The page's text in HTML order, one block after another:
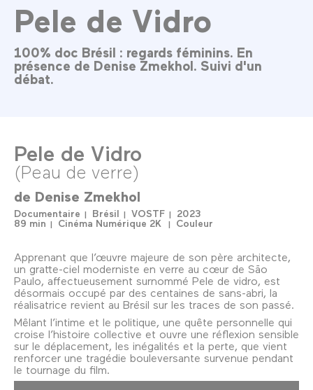
Pele de Vidro
100% doc Brésil : regards féminins. En
présence de Denise Zmekhol. Suivi d'un
débat.
Pele de Vidro
(Peau de verre)
de Denise Zmekhol
Documentaire Brésil VOSTF
2023
89 min
Cinéma Numérique 2K Couleur
Apprenant que l’œuvre majeure de son père architecte,
un gratte-ciel moderniste en verre au cœur de São
Paulo, affectueusement surnommé Pele de vidro, est
désormais occupé par des centaines de sans-abri, la
réalisatrice revient au Brésil sur les traces de son passé.
Mêlant l’intime et le politique, une quête personnelle qui
croise l’histoire collective et ouvre une réflexion sensible
sur le déplacement, les inégalités et la perte, que vient
renforcer une tragédie bouleversante survenue pendant
le tournage du film.